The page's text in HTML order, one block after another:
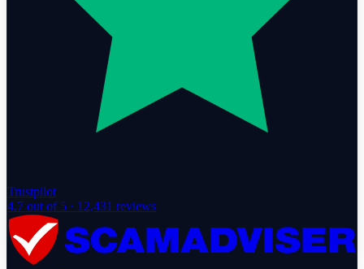
Trustpilot
4.7 out of 5 · 12,431 reviews